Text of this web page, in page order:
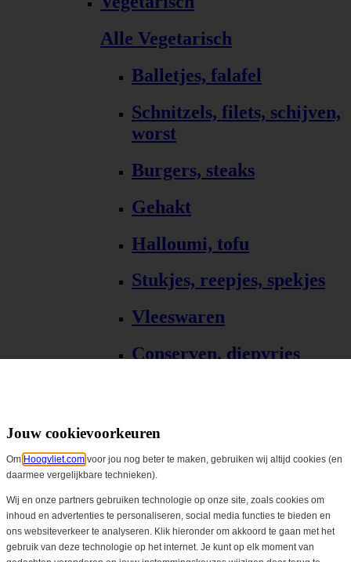
Alle Vegetarisch
Balletjes, falafel
Schnitzels, filets, schijven,
worst
Burgers, steaks
Gehakt
Halloumi, tofu
Stukjes, reepjes, spekjes
Vleeswaren
Conserven, diepvries
Gourmet & barbecue
Alle Gourmet & barbecue
Gourmet, fondue
Barbecue, grill
Jouw cookievoorkeuren
Om Hoogvliet.com voor jou nog beter te maken, gebruiken wij altijd cookies (en
daarmee vergelijkbare technieken).
Wij en onze partners gebruiken technologie op onze site, zoals cookies om
inhoud en advertenties te personaliseren, social media functies te bieden en
ons websiteverkeer te analyseren. Klik hieronder om akkoord te gaan met het
gebruik van deze technologie op het internet. Je kunt op elk moment van